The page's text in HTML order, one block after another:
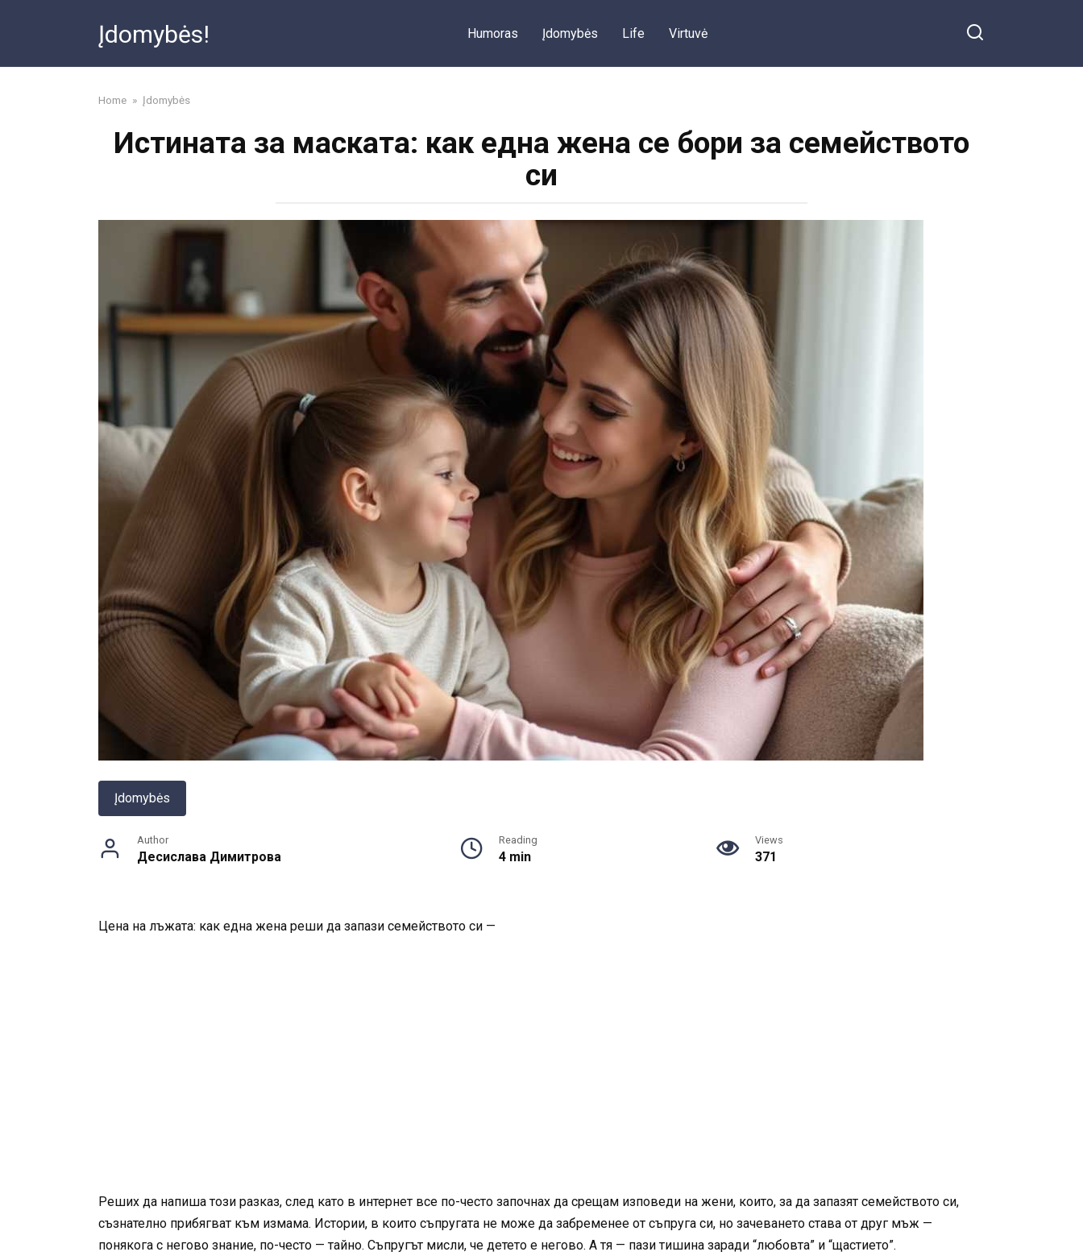
Įdomybės! Humoras Įdomybės Life Virtuvė
Home » Įdomybės
Истината за маската: как една жена се бори за семейството
си
Įdomybės
Author
Десислава Димитрова
Reading
4 min
Views
371
Цена на лъжата: как една жена реши да запази семейството си —
Реших да напиша този разказ, след като в интернет все по-често започнах да срещам изповеди на жени, които, за да запазят семейството си,
съзнателно прибягват към измама. Истории, в които съпругата не може да забременее от съпруга си, но зачеването става от друг мъж —
понякога с негово знание, по-често — тайно. Съпругът мисли, че детето е негово. А тя — пази тишина заради “любовта” и “щастието”.